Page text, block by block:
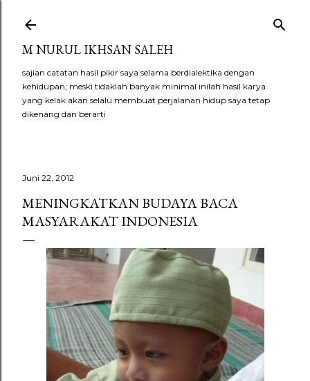
M NURUL IKHSAN SALEH
sajian catatan hasil pikir saya selama berdialektika dengan
kehidupan; meski tidaklah banyak minimal inilah hasil karya
yang kelak akan selalu membuat perjalanan hidup saya tetap
dikenang dan berarti
Juni 22, 2012
MENINGKATKAN BUDAYA BACA
MASYARAKAT INDONESIA